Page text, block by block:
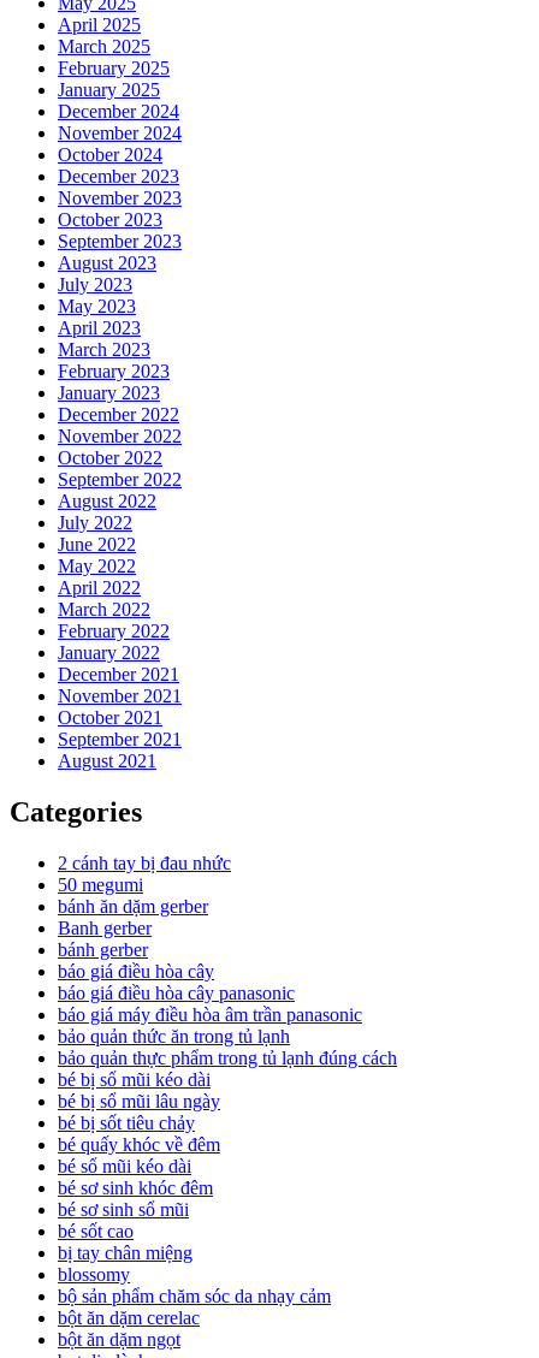
April 2025
March 2025
February 2025
January 2025
December 2024
November 2024
October 2024
December 2023
November 2023
October 2023
September 2023
August 2023
July 2023
May 2023
April 2023
March 2023
February 2023
January 2023
December 2022
November 2022
October 2022
September 2022
August 2022
July 2022
June 2022
May 2022
April 2022
March 2022
February 2022
January 2022
December 2021
November 2021
October 2021
September 2021
August 2021
Categories
2 cánh tay bị đau nhức
50 megumi
bánh ăn dặm gerber
Banh gerber
bánh gerber
báo giá điều hòa cây
báo giá điều hòa cây panasonic
báo giá máy điều hòa âm trần panasonic
bảo quản thức ăn trong tủ lạnh
bảo quản thực phẩm trong tủ lạnh đúng cách
bé bị sổ mũi kéo dài
bé bị sổ mũi lâu ngày
bé bị sốt tiêu chảy
bé quấy khóc về đêm
bé sổ mũi kéo dài
bé sơ sinh khóc đêm
bé sơ sinh sổ mũi
bé sốt cao
bị tay chân miệng
blossomy
bộ sản phẩm chăm sóc da nhạy cảm
bột ăn dặm cerelac
bột ăn dặm ngọt